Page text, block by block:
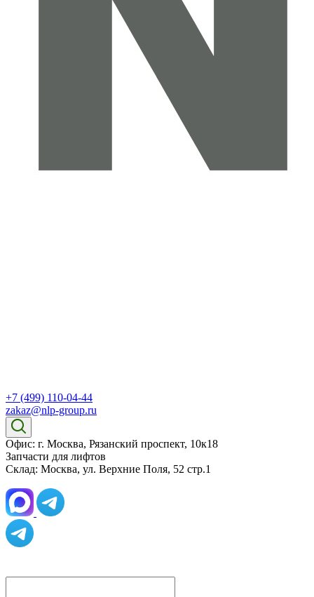
+7 (499) 110-04-44
zakaz@nlp-group.ru
Офис: г. Москва, Рязанский проспект, 10к18
Запчасти для лифтов
Склад: Москва, ул. Верхние Поля, 52 стр.1